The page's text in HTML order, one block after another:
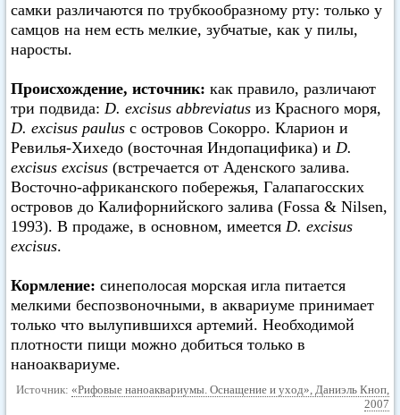
самки различаются по трубкообразному рту: только у
самцов на нем есть мелкие, зубчатые, как у пилы,
наросты.
Происхождение, источник: как правило, различают
три подвида: D. excisus abbreviatus из Красного моря,
D. excisus paulus с островов Сокорро. Кларион и
Ревилья-Хихедо (восточная Индопацифика) и D.
excisus excisus (встречается от Аденского залива.
Восточно-африканского побережья, Галапагосских
островов до Калифорнийского залива (Fossa & Nilsen,
1993). В продаже, в основном, имеется D. excisus
excisus.
Кормление: синеполосая морская игла питается
мелкими беспозвоночными, в аквариуме принимает
только что вылупившихся артемий. Необходимой
плотности пищи можно добиться только в
наноаквариуме.
Источник: «Рифовые наноаквариумы. Оснащение и уход», Даниэль Кноп,
2007